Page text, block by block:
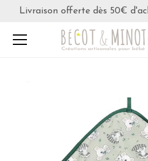
Livraison offerte dès 50€